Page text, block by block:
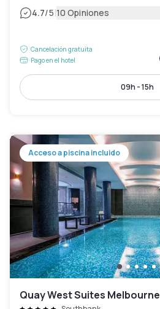
4.7/5|10 Opiniones
Cancelación gratuita
Pago en el hotel
09h - 15h
Acceso a piscina incluido
Quay West Suites Melbourne